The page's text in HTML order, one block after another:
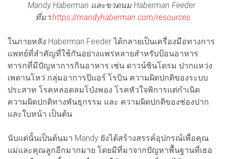
Mandy Haberman และขวดนม Haberman Feeder
ที่มา:https://mandyhaberman.com/resources
ในภายหลัง Haberman Feeder ได้กลายเป็นเครื่องมือทางการ
แพทย์ที่สำคัญที่ใช้กันอย่างแพร่หลายสำหรับป้อนอาหาร
ทารกที่มีปัญหาการกินอาหาร เช่น ดาวน์ซินโดรม ปากแหว่ง
เพดานโหว่ กลุ่มอาการปิแอร์ โรบิน ความผิดปกติของระบบ
ประสาท โรคหลอดลมโป่งพอง โรคหัวใจพิการแต่กำเนิด
ความผิดปกติทางพันธุกรรม และ ความผิดปกติของช่องปาก
และใบหน้า เป็นต้น
นับแต่นั้นเป็นต้นมา Mandy ยังได้สร้างสรรค์อุปกรณ์เพื่อคุณ
แม่และคุณลูกอีกมากมาย โดยมีที่มาจากปัญหาพื้นฐานที่เธอ